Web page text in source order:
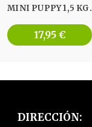
MINI PUPPY 1,5 KG.
17,95 €
DIRECCIÓN: